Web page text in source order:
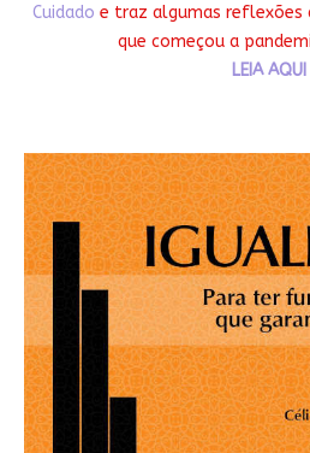
Cuidado e traz algumas reflexões
que começou a
LEIA AQUI